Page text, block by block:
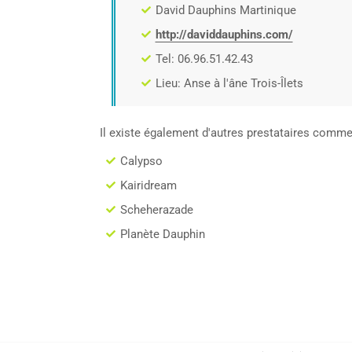
David Dauphins Martinique
http://daviddauphins.com/
Tel: 06.96.51.42.43
Lieu: Anse à l'âne Trois-Îlets
Il existe également d'autres prestataires
Calypso
Kairidream
Scheherazade
Planète Dauphin